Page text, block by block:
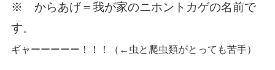
※ からあげ＝我が家のニホントカゲの名前で
す。
ギャーーーーー！！！（←虫と爬虫類がとっても苦手）